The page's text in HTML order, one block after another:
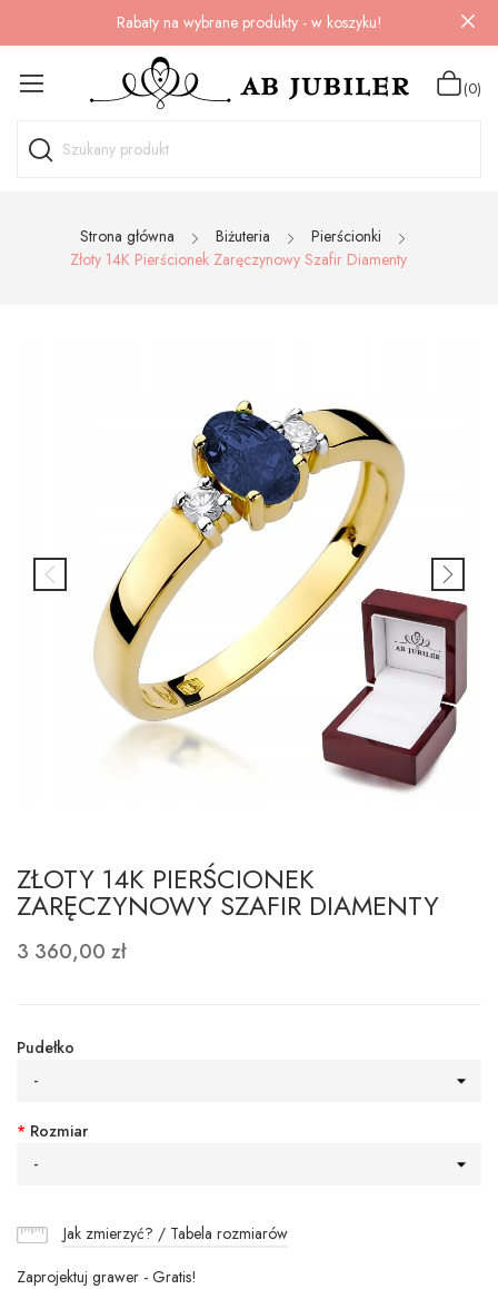
Rabaty na wybrane produkty - w koszyku!
(0)
Strona główna Biżuteria
Pierścionki
Złoty 14K Pierścionek Zaręczynowy Szafir Diamenty
ZŁOTY 14K PIERŚCIONEK
ZARĘCZYNOWY SZAFIR DIAMENTY
3 360,00 zł
Pudełko
-
* Rozmiar
-
Jak zmierzyć? / Tabela rozmiarów
Zaprojektuj grawer - Gratis!